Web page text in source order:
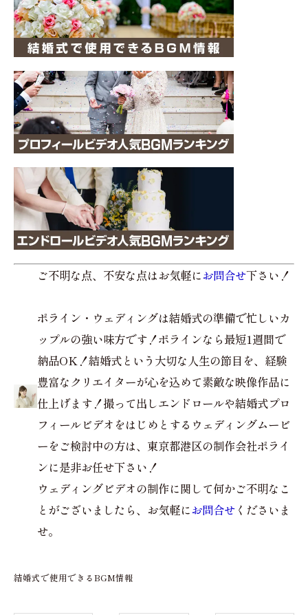
ご不明な点、不安な点はお気軽にお問合せ下さい！
ポライン・ウェディングは結婚式の準備で忙しいカ
ップルの強い味方です！ポラインなら最短1週間で
納品OK！結婚式という大切な人生の節目を、経験
豊富なクリエイターが心を込めて素敵な映像作品に
仕上げます！撮って出しエンドロールや結婚式プロ
フィールビデオをはじめとするウェディングムービ
ーをご検討中の方は、東京都港区の制作会社ポライ
ンに是非お任せ下さい！
ウェディングビデオの制作に関して何かご不明なこ
とがございましたら、お気軽にお問合せ くださいま
せ。
結婚式で使用できるBGM情報